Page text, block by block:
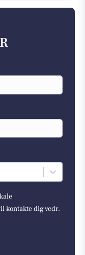
kontakte dig vedr.